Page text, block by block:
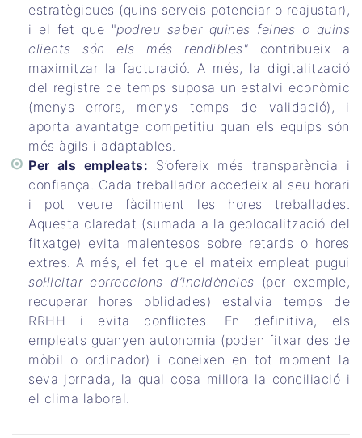
estratègiques (quins serveis potenciar o reajustar),
i el fet que "podreu saber quines feines o quins
clients són els més rendibles" contribueix a
maximitzar la facturació. A més, la digitalització
del registre de temps suposa un estalvi econòmic
(menys errors, menys temps de validació), i
aporta avantatge competitiu quan els equips són
més àgils i adaptables.
Per als empleats: S’ofereix més transparència i
confiança. Cada treballador accedeix al seu horari
i pot veure fàcilment les hores treballades.
Aquesta claredat (sumada a la geolocalització del
fitxatge) evita malentesos sobre retards o hores
extres. A més, el fet que el mateix empleat pugui
sol·licitar correccions d’incidències (per exemple,
recuperar hores oblidades) estalvia temps de
RRHH i evita conflictes. En definitiva, els
empleats guanyen autonomia (poden fitxar des de
mòbil o ordinador) i coneixen en tot moment la
seva jornada, la qual cosa millora la conciliació i
el clima laboral.